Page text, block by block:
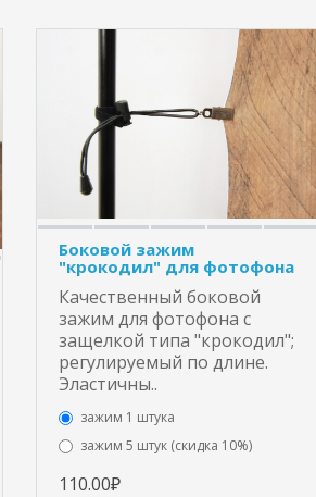
Боковой зажим
"крокодил" для фотофона
Качественный боковой
зажим для фотофона с
защелкой типа "крокодил";
регулируемый по длине.
Эластичны..
зажим 1 штука
зажим 5 штук (скидка 10%)
110.00₽